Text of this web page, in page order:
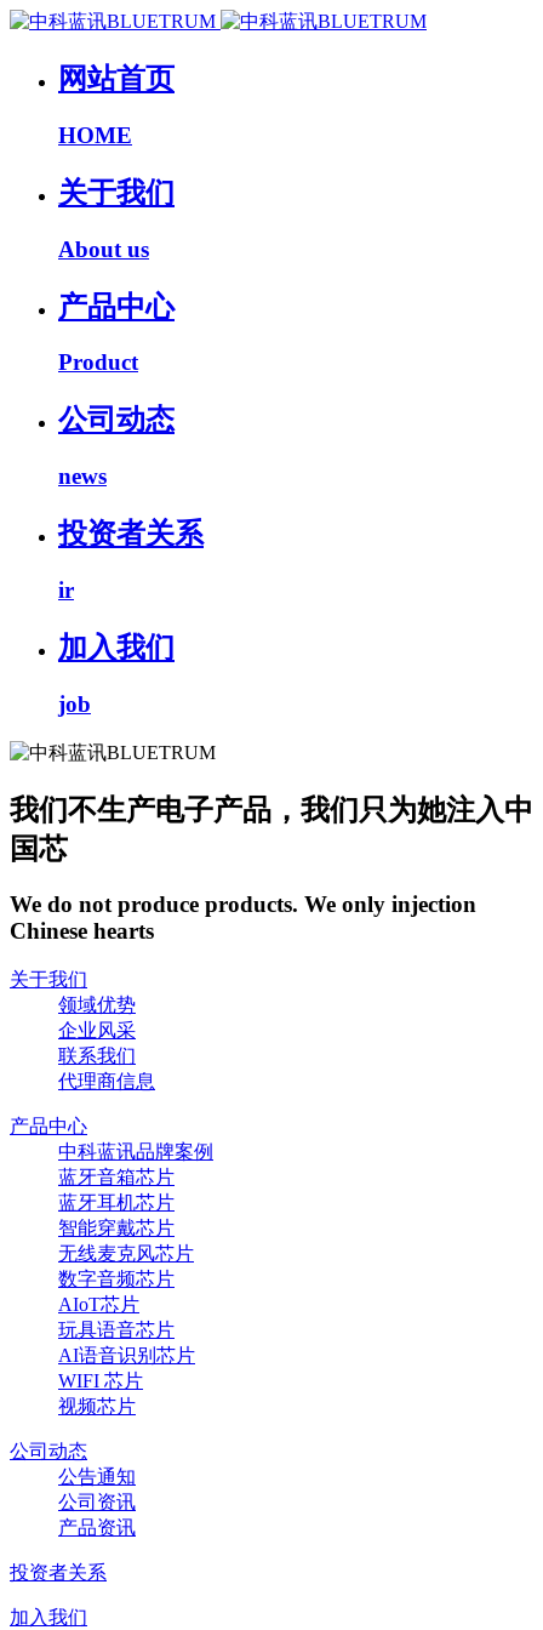
网站首页
HOME
关于我们
About us
产品中心
Product
公司动态
news
投资者关系
ir
加入我们
job
我们不生产电子产品，我们只为她注入中
国芯
We do not produce products. We only injection
Chinese hearts
关于我们
领域优势
企业风采
联系我们
代理商信息
产品中心
中科蓝讯品牌案例
蓝牙音箱芯片
蓝牙耳机芯片
智能穿戴芯片
无线麦克风芯片
数字音频芯片
AIoT芯片
玩具语音芯片
AI语音识别芯片
WIFI 芯片
视频芯片
公司动态
公告通知
公司资讯
产品资讯
投资者关系
加入我们